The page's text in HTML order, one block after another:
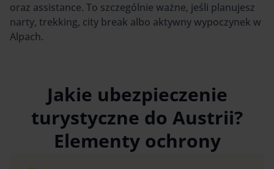
oraz assistance. To szczególnie ważne, jeśli planujesz
narty, trekking, city break albo aktywny wypoczynek w
Alpach.
Jakie ubezpieczenie
turystyczne do Austrii?
Elementy ochrony